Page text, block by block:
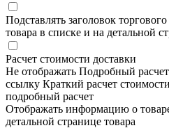
Подставлять заголовок
товара в списке и на детальной
Расчет стоимости доставки
Не отображать Подробный
ссылку Краткий расчет
подробный расчет
Отображать информацию о
детальной странице товара